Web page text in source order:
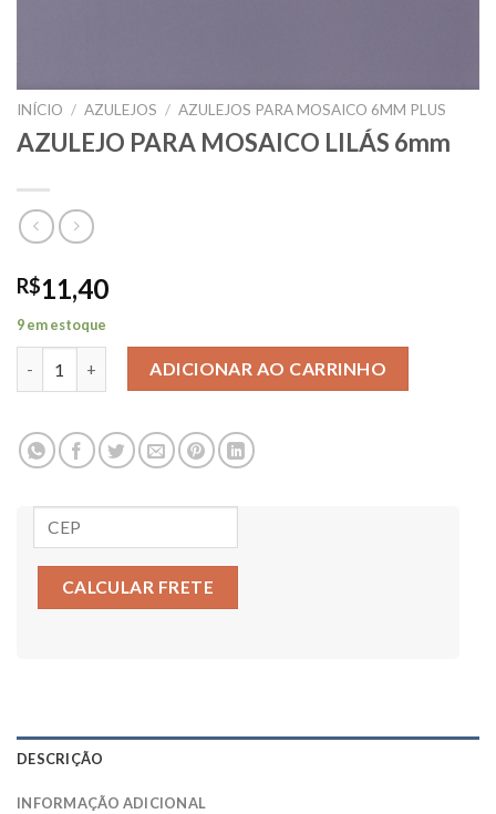
INÍCIO / AZULEJOS / AZULEJOS PARA MOSAICO 6MM PLUS
AZULEJO PARA MOSAICO LILÁS 6mm
R$11,40
CALCULAR FRETE
9 em estoque
AZULEJO PARA MOSAICO LILÁS 6mm quantidade
ADICIONAR AO CARRINHO
DESCRIÇÃO
INFORMAÇÃO ADICIONAL